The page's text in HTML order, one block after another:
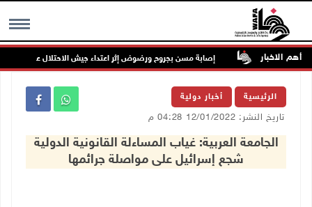
MENU أهم الاخبار إصابة مسن بجروح ورضوض إثر اعتداء جيش الاحتلال عليه في
الرئيسية أخبار دولية
تاريخ النشر: 12/01/2022 04:28 م
الجامعة العربية: غياب المساءلة القانونية الدولية
شجع إسرائيل على مواصلة جرائمها